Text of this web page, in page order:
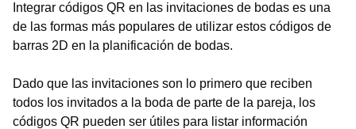
Integrar códigos QR en las invitaciones de bodas es una
de las formas más populares de utilizar estos códigos de
barras 2D en la planificación de bodas.
Dado que las invitaciones son lo primero que reciben
todos los invitados a la boda de parte de la pareja, los
códigos QR pueden ser útiles para listar información